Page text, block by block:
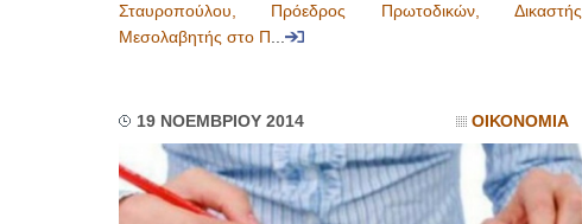
Σταυροπούλου, Πρόεδρος Πρωτοδικών, Δικαστής
Μεσολαβητής στο Π ...
19 ΝΟΕΜΒΡΙΟΥ 2014 ΟΙΚΟΝΟΜΙΑ